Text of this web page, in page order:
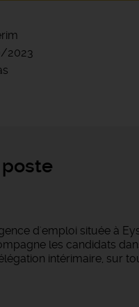
2023
d'emploi située à
les candidats
intérimaire, sur